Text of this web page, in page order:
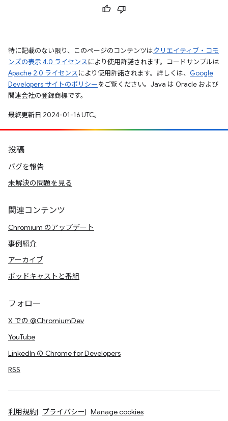
特に記載のない限り、このページのコンテンツはクリエイティブ・コモ
ンズの表示 4.0 ライセンスにより使用許諾されます。コードサンプルは
Apache 2.0 ライセンスにより使用許諾されます。詳しくは、 Google
Developers サイトのポリシーをご覧ください。Java は Oracle および
関連会社の登録商標です。
最終更新日 2024-01-16 UTC。
投稿
バグを報告
未解決の問題を見る
関連コンテンツ
Chromium のアップデート
事例紹介
アーカイブ
ポッドキャストと番組
フォロー
X での @ChromiumDev
YouTube
LinkedIn の Chrome for Developers
RSS
利用規約 プライバシー Manage cookies